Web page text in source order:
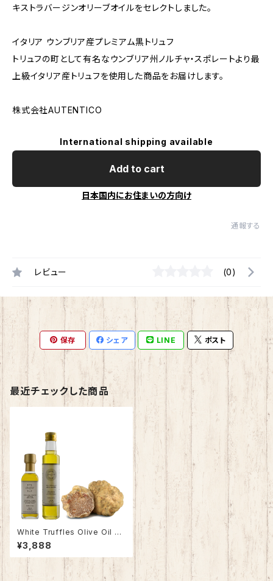
キストラバージンオリーブオイルをセレクトしました。
イタリア ウンブリア産プレミアム黒トリュフ
トリュフの町として有名なウンブリア州ノルチャ・スポレートより最
上級イタリア産トリュフを使用した商品をお届けします。
株式会社AUTENTICO
International shipping available
Add to cart
日本国内にお住まいの方向け
通報する
レビュー (0)
保存 シェア LINE ポスト
最近チェックした商品
White Truffles Olive Oil ex
tra vingin（白トリュフオイル）1
00ml
¥3,888